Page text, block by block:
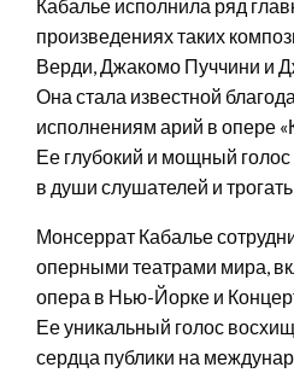
Кабалье исполнила ряд
произведениях таких
Верди, Джакомо Пуччини и
Она стала известной
исполнениям арий в опере
Ее глубокий и мощный
в души слушателей и
Монсеррат Кабалье
оперными театрами мира,
опера в Нью-Йорке и
Ее уникальный голос
сердца публики на